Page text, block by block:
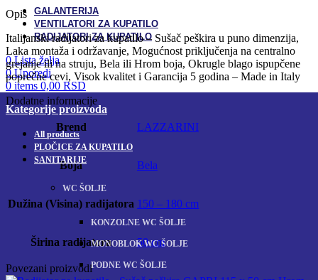
GALANTERIJA
VENTILATORI ZA KUPATILO
RADIJATORI ZA KUPATILO
0Lista želja
0 Uporedi
0 items 0,00 RSD
Kategorije proizvoda
All products
PLOČICE ZA KUPATILO
SANITARIJE
WC ŠOLJE
KONZOLNE WC ŠOLJE
MONOBLOK WC ŠOLJE
PODNE WC ŠOLJE
White
količina
Opis
Italijanski radijatori za kupatilo – Sušač peškira u puno dimenzija,
Laka montaža i održavanje, Mogućnost priključenja na centralno
grejanje ili na struju, Bela ili Hrom boja, Okrugle blago ispupčene
poprečne cevi, Visok kvalitet i Garancija 5 godina – Made in Italy
Dodatne informacije
Brend LAZZARINI
Boja Bela
Dužina (Visina) radijatora 150 – 180 cm
Širina radijatora 50 cm
Povezani proizvodi